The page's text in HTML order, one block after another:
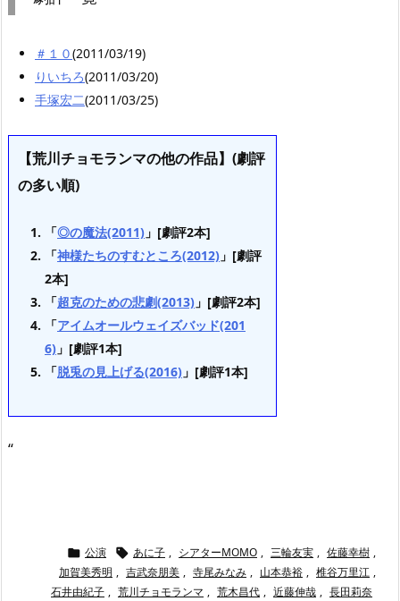
＃１０(2011/03/19)
りいちろ(2011/03/20)
手塚宏二(2011/03/25)
【荒川チョモランマの他の作品】(劇評
の多い順)
「◎の魔法(2011) 」[劇評2本]
「神様たちのすむところ(2012) 」[劇評
2本]
「超克のための悲劇(2013) 」[劇評2本]
「アイムオールウェイズバッド(201
6) 」[劇評1本]
「脱兎の見上げる(2016) 」[劇評1本]
“
 公演  あに子 , シアターMOMO , 三輪友実 , 佐藤幸樹 ,
加賀美秀明 , 吉武奈朋美 , 寺尾みなみ , 山本恭裕 , 椎谷万里江 ,
石井由紀子 , 荒川チョモランマ , 荒木昌代 , 近藤伸哉 , 長田莉奈